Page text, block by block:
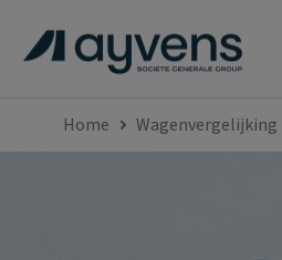
Home Wagenvergelijking